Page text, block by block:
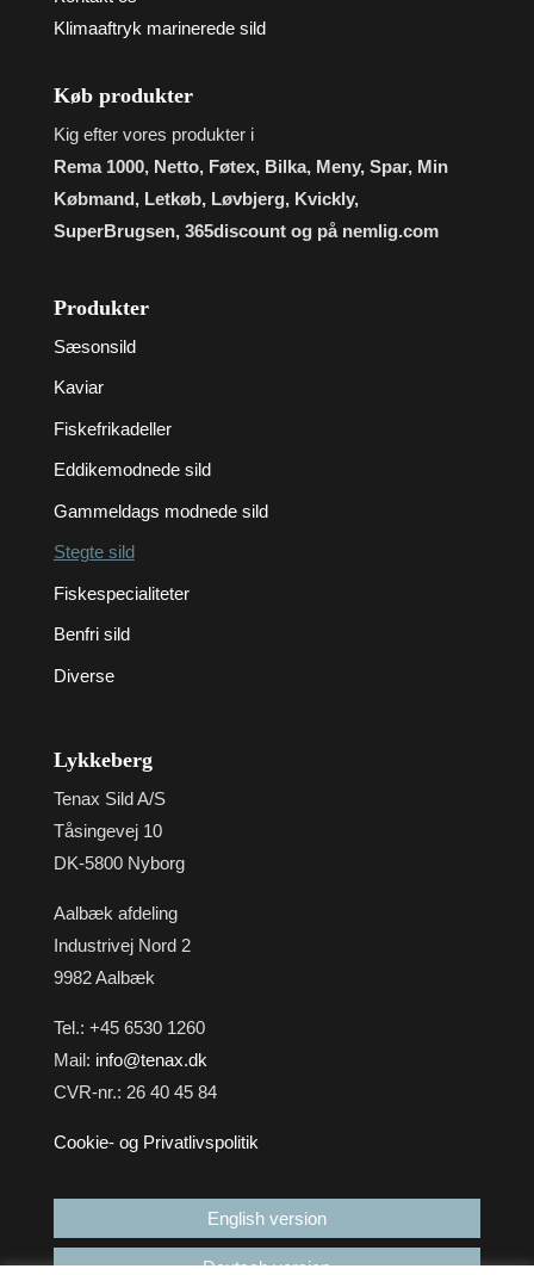
Klimaaftryk marinerede sild
Køb produkter
Kig efter vores produkter i
Rema 1000, Netto, Føtex, Bilka, Meny, Spar, Min
Købmand, Letkøb, Løvbjerg, Kvickly,
SuperBrugsen, 365discount og på nemlig.com
Produkter
Sæsonsild
Kaviar
Fiskefrikadeller
Eddikemodnede sild
Gammeldags modnede sild
Stegte sild
Fiskespecialiteter
Benfri sild
Diverse
Lykkeberg
Tenax Sild A/S
Tåsingevej 10
DK-5800 Nyborg
Aalbæk afdeling
Industrivej Nord 2
9982 Aalbæk
Tel.: +45 6530 1260
Mail: info@tenax.dk
CVR-nr.: 26 40 45 84
Cookie- og Privatlivspolitik
English version
Deutsch version